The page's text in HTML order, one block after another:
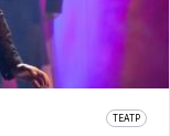
ТЕАТР